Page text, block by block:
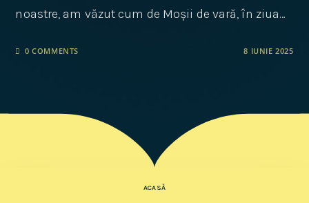
noastre, am văzut cum de Moșii de vară, în ziua…
0 COMMENTS 8 IUNIE 2025
ACASĂ